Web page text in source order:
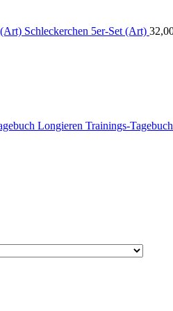
Schleckerchen 5er-Set (Art)
Longieren Trainings-Tagebuch